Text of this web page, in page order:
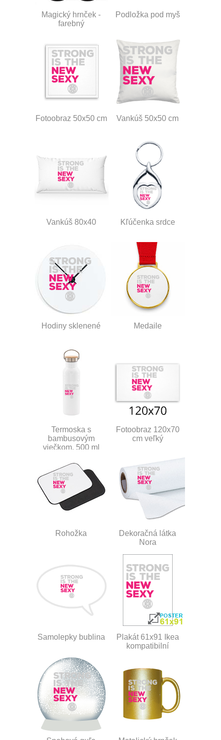
Magický hrnček -
farebný
Podložka pod myš
Fotoobraz 50x50 cm Vankúš 50x50 cm
Vankúš 80x40 Kľúčenka srdce
Hodiny sklenené Medaile
Termoska s
bambusovým
viečkom, 500 ml
Fotoobraz 120x70
cm veľký
Rohožka
Dekoračná látka
Nora
Samolepky bublina
Plakát 61x91 Ikea
kompatibilní